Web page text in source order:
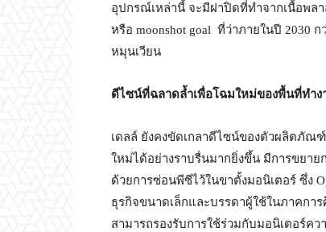
อุปกรณ์เหล่านี้ จะมีฝาปิดที่ทำจากเนื้อพล
หรือ moonshot goal ที่ว่าภายในปี 2030
หมุนเวียน
ดีไซน์ที่ฉลาดล้ำเพื่อโฉมใหม่ของพื้นที่ทำง
เดลล์ ยังคงขัดเกลาดีไซน์ของตัวผลิตภัณ
ใหม่ได้อย่างราบรื่นมากยิ่งขึ้น มีการขยา
ด้วยการซ่อนพีซีไว้ในขาตั้งมอนิเตอร์ ซึ่ง
ธุรกิจขนาดเล็กและบรรดาผู้ใช้ในภาคกา
สามารถรองรับการใช้ร่วมกับมอนิเตอร์ค